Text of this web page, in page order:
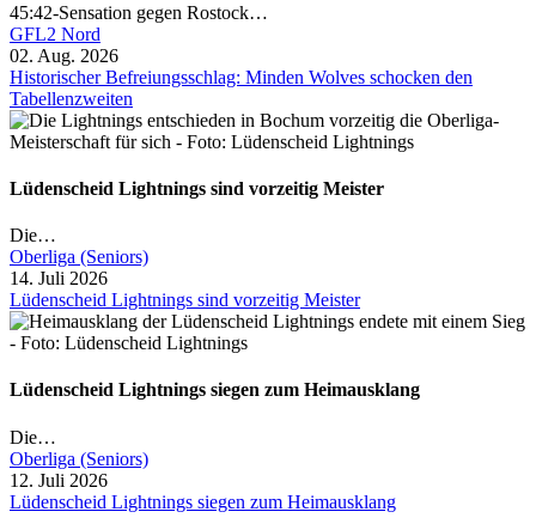
45:42-Sensation gegen Rostock…
GFL2 Nord
02. Aug. 2026
Historischer Befreiungsschlag: Minden Wolves schocken den
Tabellenzweiten
Lüdenscheid Lightnings sind vorzeitig Meister
Die…
Oberliga (Seniors)
14. Juli 2026
Lüdenscheid Lightnings sind vorzeitig Meister
Lüdenscheid Lightnings siegen zum Heimausklang
Die…
Oberliga (Seniors)
12. Juli 2026
Lüdenscheid Lightnings siegen zum Heimausklang